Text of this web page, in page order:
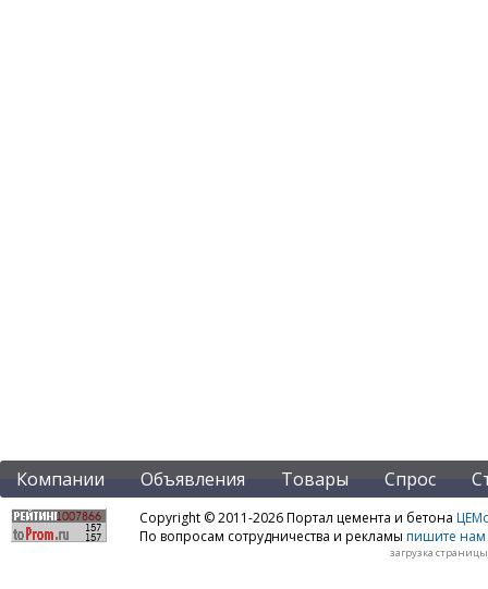
Компании Объявления Товары Спрос
Copyright © 2011-2026 Портал цемента и бетона
По вопросам сотрудничества и рекламы пишите нам
загрузка